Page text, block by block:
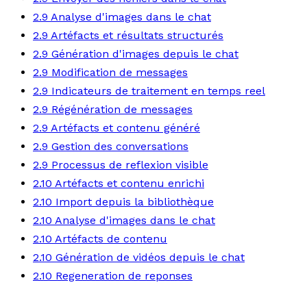
2.9 Analyse d'images dans le chat
2.9 Artéfacts et résultats structurés
2.9 Génération d'images depuis le chat
2.9 Modification de messages
2.9 Indicateurs de traitement en temps reel
2.9 Régénération de messages
2.9 Artéfacts et contenu généré
2.9 Gestion des conversations
2.9 Processus de reflexion visible
2.10 Artéfacts et contenu enrichi
2.10 Import depuis la bibliothèque
2.10 Analyse d'images dans le chat
2.10 Artéfacts de contenu
2.10 Génération de vidéos depuis le chat
2.10 Regeneration de reponses